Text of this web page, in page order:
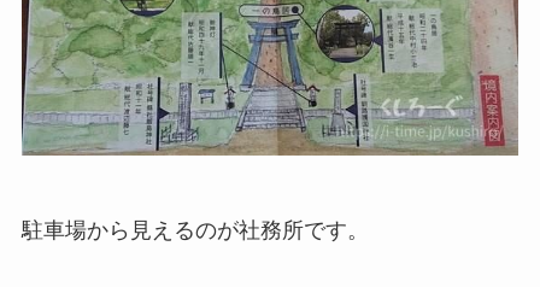
駐車場から見えるのが社務所です。